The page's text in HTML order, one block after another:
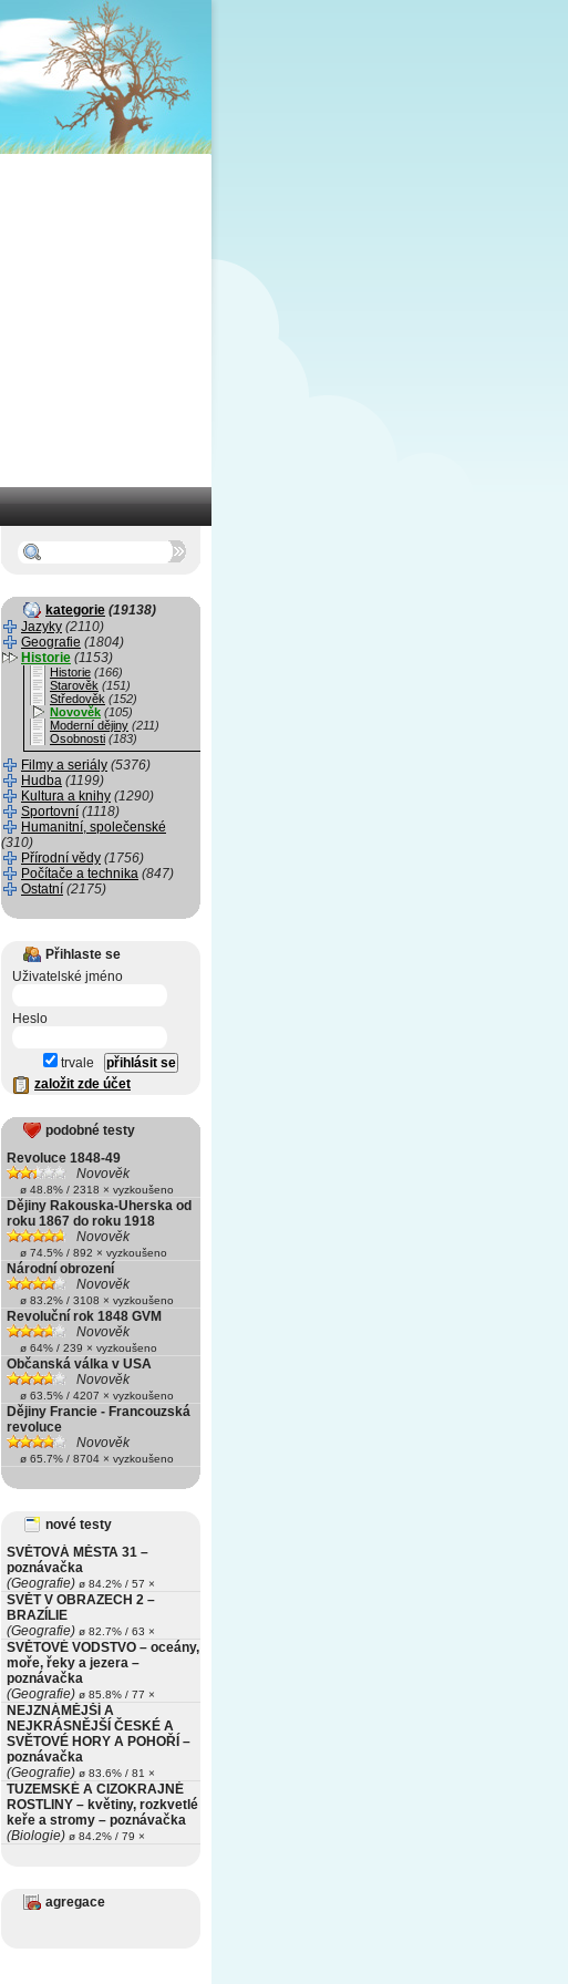
kategorie (19138)
Jazyky (2110)
Geografie (1804)
Historie (1153)
Historie (166)
Starověk (151)
Středověk (152)
Novověk (105)
Moderní dějiny (211)
Osobnosti (183)
Filmy a seriály (5376)
Hudba (1199)
Kultura a knihy (1290)
Sportovní (1118)
Humanitní, společenské
(310)
Přírodní vědy (1756)
Počítače a technika (847)
Ostatní (2175)
Přihlaste se
Uživatelské jméno
Heslo
trvale
založit zde účet
podobné testy
Revoluce 1848-49
Novověk
ø 48.8% / 2318 × vyzkoušeno
Dějiny Rakouska-Uherska od
roku 1867 do roku 1918
Novověk
ø 74.5% / 892 × vyzkoušeno
Národní obrození
Novověk
ø 83.2% / 3108 × vyzkoušeno
Revoluční rok 1848 GVM
Novověk
ø 64% / 239 × vyzkoušeno
Občanská válka v USA
Novověk
ø 63.5% / 4207 × vyzkoušeno
Dějiny Francie - Francouzská
revoluce
Novověk
ø 65.7% / 8704 × vyzkoušeno
nové testy
SVĚTOVÁ MĚSTA 31 –
poznávačka
(Geografie) ø 84.2% / 57 ×
SVĚT V OBRAZECH 2 –
BRAZÍLIE
(Geografie) ø 82.7% / 63 ×
SVĚTOVÉ VODSTVO – oceány,
moře, řeky a jezera –
poznávačka
(Geografie) ø 85.8% / 77 ×
NEJZNÁMĚJŠÍ A
NEJKRÁSNĚJŠÍ ČESKÉ A
SVĚTOVÉ HORY A POHOŘÍ –
poznávačka
(Geografie) ø 83.6% / 81 ×
TUZEMSKÉ A CIZOKRAJNÉ
ROSTLINY – květiny, rozkvetlé
keře a stromy – poznávačka
(Biologie) ø 84.2% / 79 ×
agregace